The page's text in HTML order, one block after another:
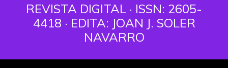
REVISTA DIGITAL · ISSN: 2605-
4418 · EDITA: JOAN J. SOLER
NAVARRO